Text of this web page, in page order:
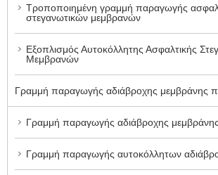
Τροποποιημένη γραμμή παραγωγής
στεγανωτικών μεμβρανών
Εξοπλισμός Αυτοκόλλητης Ασφαλτικής
Μεμβρανών
Γραμμή παραγωγής αδιάβροχης μεμβράνης
Γραμμή παραγωγής αδιάβροχης
Γραμμή παραγωγής αυτοκόλλητων